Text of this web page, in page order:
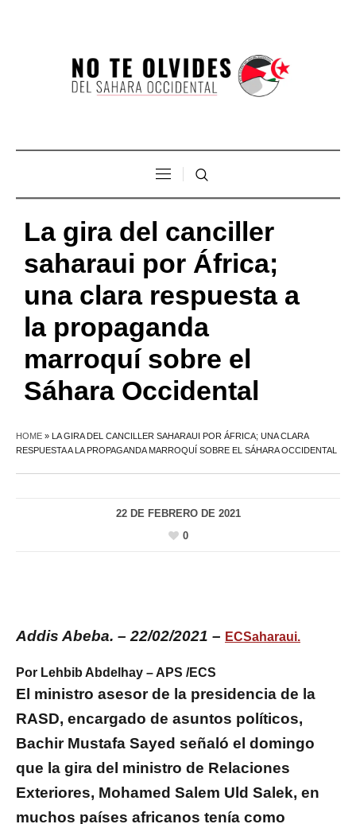
La gira del canciller
saharaui por África;
una clara respuesta a
la propaganda
marroquí sobre el
Sáhara Occidental
HOME » LA GIRA DEL CANCILLER SAHARAUI POR ÁFRICA; UNA CLARA
RESPUESTA A LA PROPAGANDA MARROQUÍ SOBRE EL SÁHARA OCCIDENTAL
22 DE FEBRERO DE 2021
0
Addis Abeba. – 22/02/2021 – ECSaharaui.
Por Lehbib Abdelhay – APS /ECS
El ministro asesor de la presidencia de la
RASD, encargado de asuntos políticos,
Bachir Mustafa Sayed señaló el domingo
que la gira del ministro de Relaciones
Exteriores, Mohamed Salem Uld Salek, en
muchos países africanos tenía como